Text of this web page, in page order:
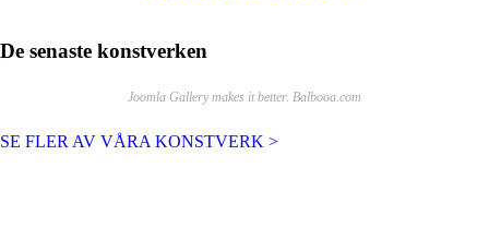
De senaste konstverken
Joomla Gallerymakes it better. Balbooa.com
SE FLER AV VÅRA KONSTVERK >